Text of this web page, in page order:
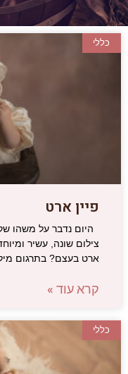
כללי
פיין ארט
היום נדבר על משהו
צילום שונה, עשיר
ארט בעצם? בתרגום
קרא עוד »
כללי